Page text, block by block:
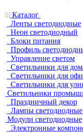
Каталог
Ленты светодиодные
Неон светодиодный
Блоки питания
Профиль
Управление светом
Светильники для
Светильники для
Светильники для
Светильники
Праздничный декор
Лампы светодиодные
Модули светодиодные
Электронные